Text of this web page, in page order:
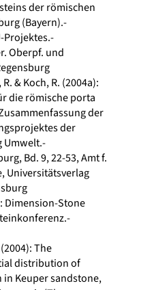
der römischen
(Bayern).-
Projektes.-
Oberpf. und
& Koch, R. (2004a):
die römische porta
der
der
Umwelt.-
Bd. 9, 22-53, Amt f.
Universitätsverlag
Dimension-Stone
The
distribution of
Keuper sandstone,